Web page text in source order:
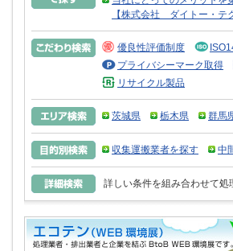
【株式会社 ダイトー・テ
優良性評価制度
プライバシーマーク取得
リサイクル製品
茨城県 栃木県 群馬
収集運搬業者を探す 中
詳しい条件を組み合わせて処